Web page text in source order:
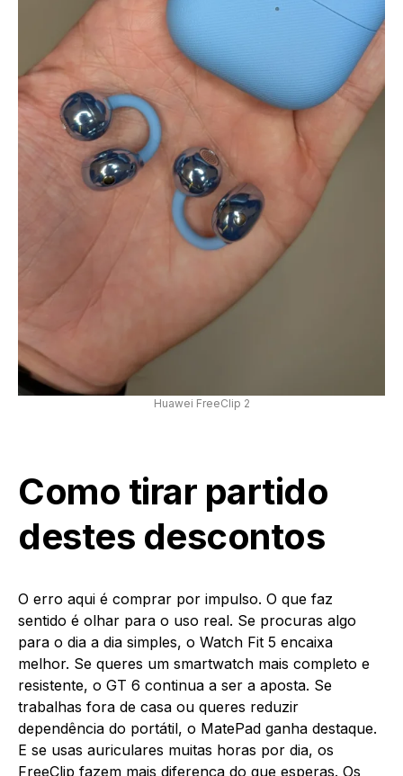
Huawei FreeClip 2
Como tirar partido
destes descontos
O erro aqui é comprar por impulso. O que faz
sentido é olhar para o uso real. Se procuras algo
para o dia a dia simples, o Watch Fit 5 encaixa
melhor. Se queres um smartwatch mais completo e
resistente, o GT 6 continua a ser a aposta. Se
trabalhas fora de casa ou queres reduzir
dependência do portátil, o MatePad ganha destaque.
E se usas auriculares muitas horas por dia, os
FreeClip fazem mais diferença do que esperas. Os